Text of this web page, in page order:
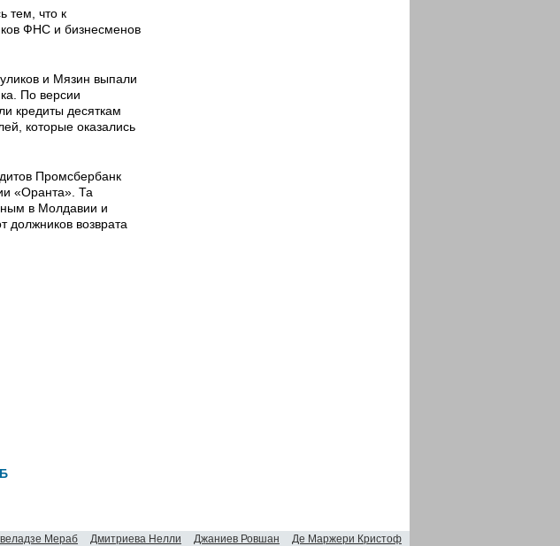
тем, что к
ФНС и бизнесменов
и Мязин выпали
По версии
кредиты десяткам
которые оказались
Промсбербанк
«Оранта». Та
в Молдавии и
должников возврата
Мераб Дмитриева Нелли Джаниев Ровшан
Де Маржери Кристоф